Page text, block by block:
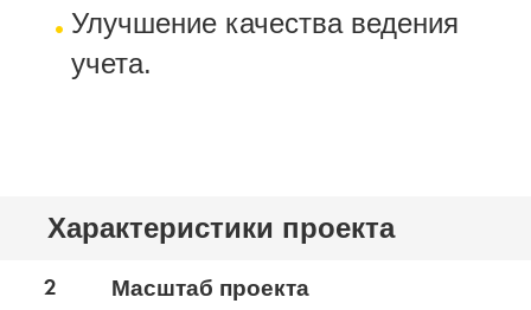
Улучшение качества ведения
учета.
Характеристики проекта
2 Масштаб проекта